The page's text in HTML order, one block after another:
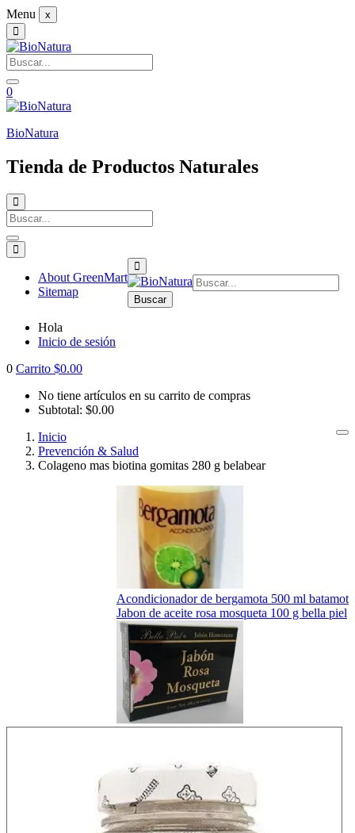
Menu x
0
BioNatura
Tienda de Productos Naturales
About GreenMart
Sitemap
Buscar
Hola
Inicio de sesión
0 Carrito $0.00
No tiene artículos en su carrito de compras
Subtotal: $0.00
Inicio
Prevención & Salud
Colageno mas biotina gomitas 280 g belabear
Acondicionador de bergamota 500 ml batamot
Jabon de aceite rosa mosqueta 100 g bella piel